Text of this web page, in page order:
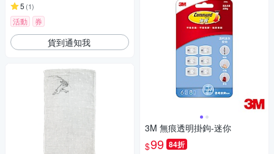
5 (1)
活動 券
貨到通知我
3M 無痕透明掛鉤-迷你
$99 84折